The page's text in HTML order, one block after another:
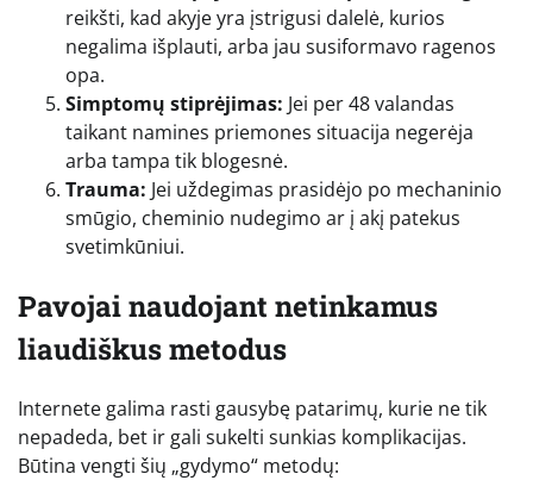
reikšti, kad akyje yra įstrigusi dalelė, kurios
negalima išplauti, arba jau susiformavo ragenos
opa.
Simptomų stiprėjimas: Jei per 48 valandas
taikant namines priemones situacija negerėja
arba tampa tik blogesnė.
Trauma: Jei uždegimas prasidėjo po mechaninio
smūgio, cheminio nudegimo ar į akį patekus
svetimkūniui.
Pavojai naudojant netinkamus
liaudiškus metodus
Internete galima rasti gausybę patarimų, kurie ne tik
nepadeda, bet ir gali sukelti sunkias komplikacijas.
Būtina vengti šių „gydymo“ metodų: